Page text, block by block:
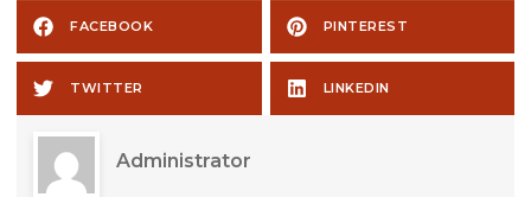
FACEBOOK PINTEREST
TWITTER LINKEDIN
Administrator